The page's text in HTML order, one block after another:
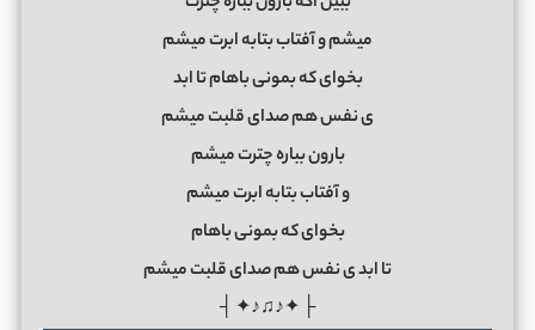
میشم و آفتاب بتابه ابرت میشم
بخوای که بمونی باهام تا ابد
ی نفس هم صدای قلبت میشم
بارون بباره چترت میشم
و آفتاب بتابه ابرت میشم
بخوای که بمونی باهام
تا ابد ی نفس هم صدای قلبت میشم
├ ✦♪♫♪✦ ┤